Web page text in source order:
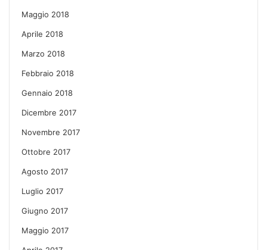
Maggio 2018
Aprile 2018
Marzo 2018
Febbraio 2018
Gennaio 2018
Dicembre 2017
Novembre 2017
Ottobre 2017
Agosto 2017
Luglio 2017
Giugno 2017
Maggio 2017